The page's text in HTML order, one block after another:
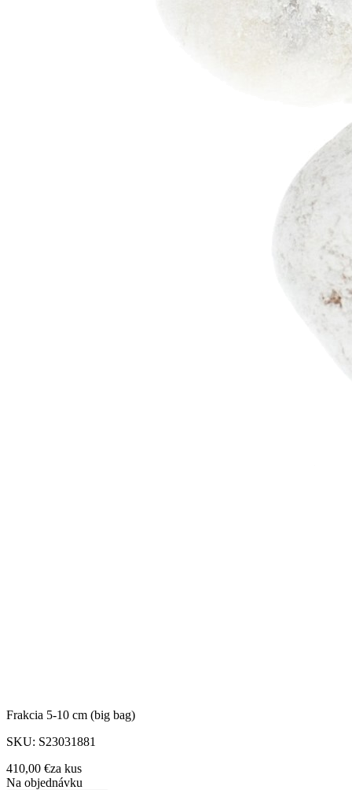
Frakcia 5-10 cm (big bag)
SKU: S23031881
410,00 €za kus
Na objednávku